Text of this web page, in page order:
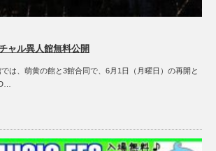
ャル異人館無料公開
は、萌黄の館と3館合同で、6月1日（月曜日）の再開と